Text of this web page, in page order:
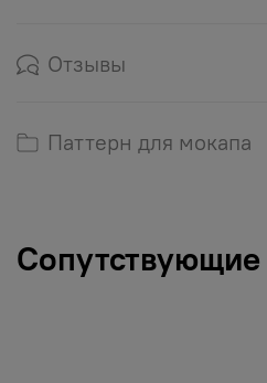
Отзывы
Паттерн для мокапа